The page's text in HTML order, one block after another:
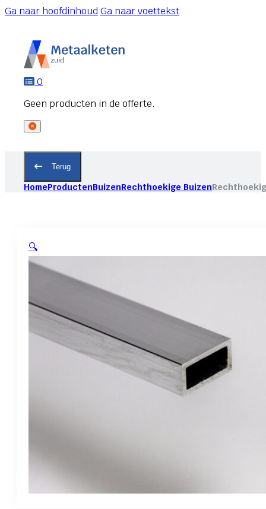
Ga naar hoofdinhoudGa naar voettekst
0
Terug
HomeProductenBuizenRechthoekige Buizen
🔍